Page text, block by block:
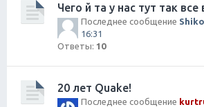
Чего й та у нас тут так все
Последнее сообщение Shiko
16:31
Ответы: 10
20 лет Quake!
Последнее сообщение